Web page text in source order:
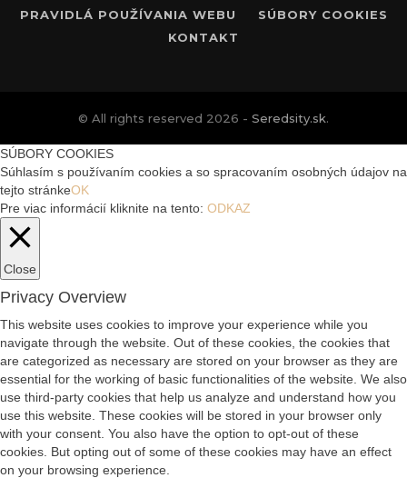
PRAVIDLÁ POUŽÍVANIA WEBU
SÚBORY COOKIES
KONTAKT
© All rights reserved 2026 - Seredsity.sk.
SÚBORY COOKIES
Súhlasím s používaním cookies a so spracovaním osobných údajov na
tejto stránkeOK
Pre viac informácií kliknite na tento: ODKAZ
Close
Privacy Overview
This website uses cookies to improve your experience while you
navigate through the website. Out of these cookies, the cookies that
are categorized as necessary are stored on your browser as they are
essential for the working of basic functionalities of the website. We also
use third-party cookies that help us analyze and understand how you
use this website. These cookies will be stored in your browser only
with your consent. You also have the option to opt-out of these
cookies. But opting out of some of these cookies may have an effect
on your browsing experience.